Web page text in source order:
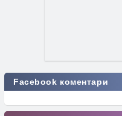
Facebook коментари